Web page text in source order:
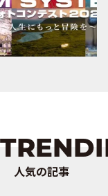
人気の記事